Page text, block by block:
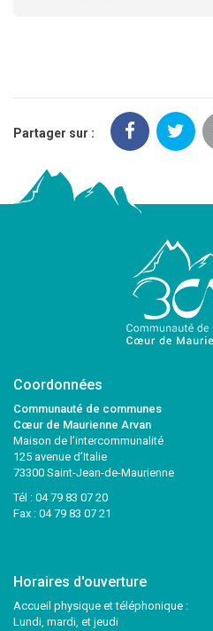
Partager sur :
Coordonnées
Communauté de communes
Cœur de Maurienne Arvan
Maison de l’intercommunalité
125 avenue d’Italie
73300 Saint-Jean-de-Maurienne
Tél : 04 79 83 07 20
Fax : 04 79 83 07 21
Horaires d'ouverture
Accueil physique et téléphonique :
Lundi, mardi, et jeudi